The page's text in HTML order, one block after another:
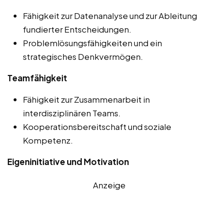
Fähigkeit zur Datenanalyse und zur Ableitung
fundierter Entscheidungen.
Problemlösungsfähigkeiten und ein
strategisches Denkvermögen.
Teamfähigkeit
Fähigkeit zur Zusammenarbeit in
interdisziplinären Teams.
Kooperationsbereitschaft und soziale
Kompetenz.
Eigeninitiative und Motivation
Anzeige